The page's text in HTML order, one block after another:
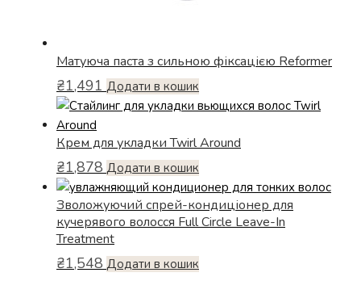
Матуюча паста з сильною фіксацією Reformer
₴1,491 Додати в кошик
Крем для укладки Twirl Around
₴1,878 Додати в кошик
Зволожуючий спрей-кондиціонер для
кучерявого волосся Full Circle Leave-In
Treatment
₴1,548 Додати в кошик